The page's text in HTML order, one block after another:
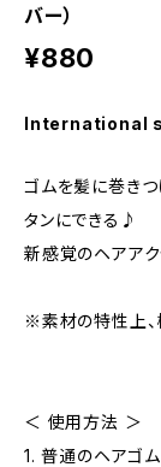
バー）
¥880
International
ゴムを髪に巻き
タンにできる♪
新感覚のヘアアク
※素材の特性上、
＜ 使用方法 ＞
1. 普通のヘアゴ